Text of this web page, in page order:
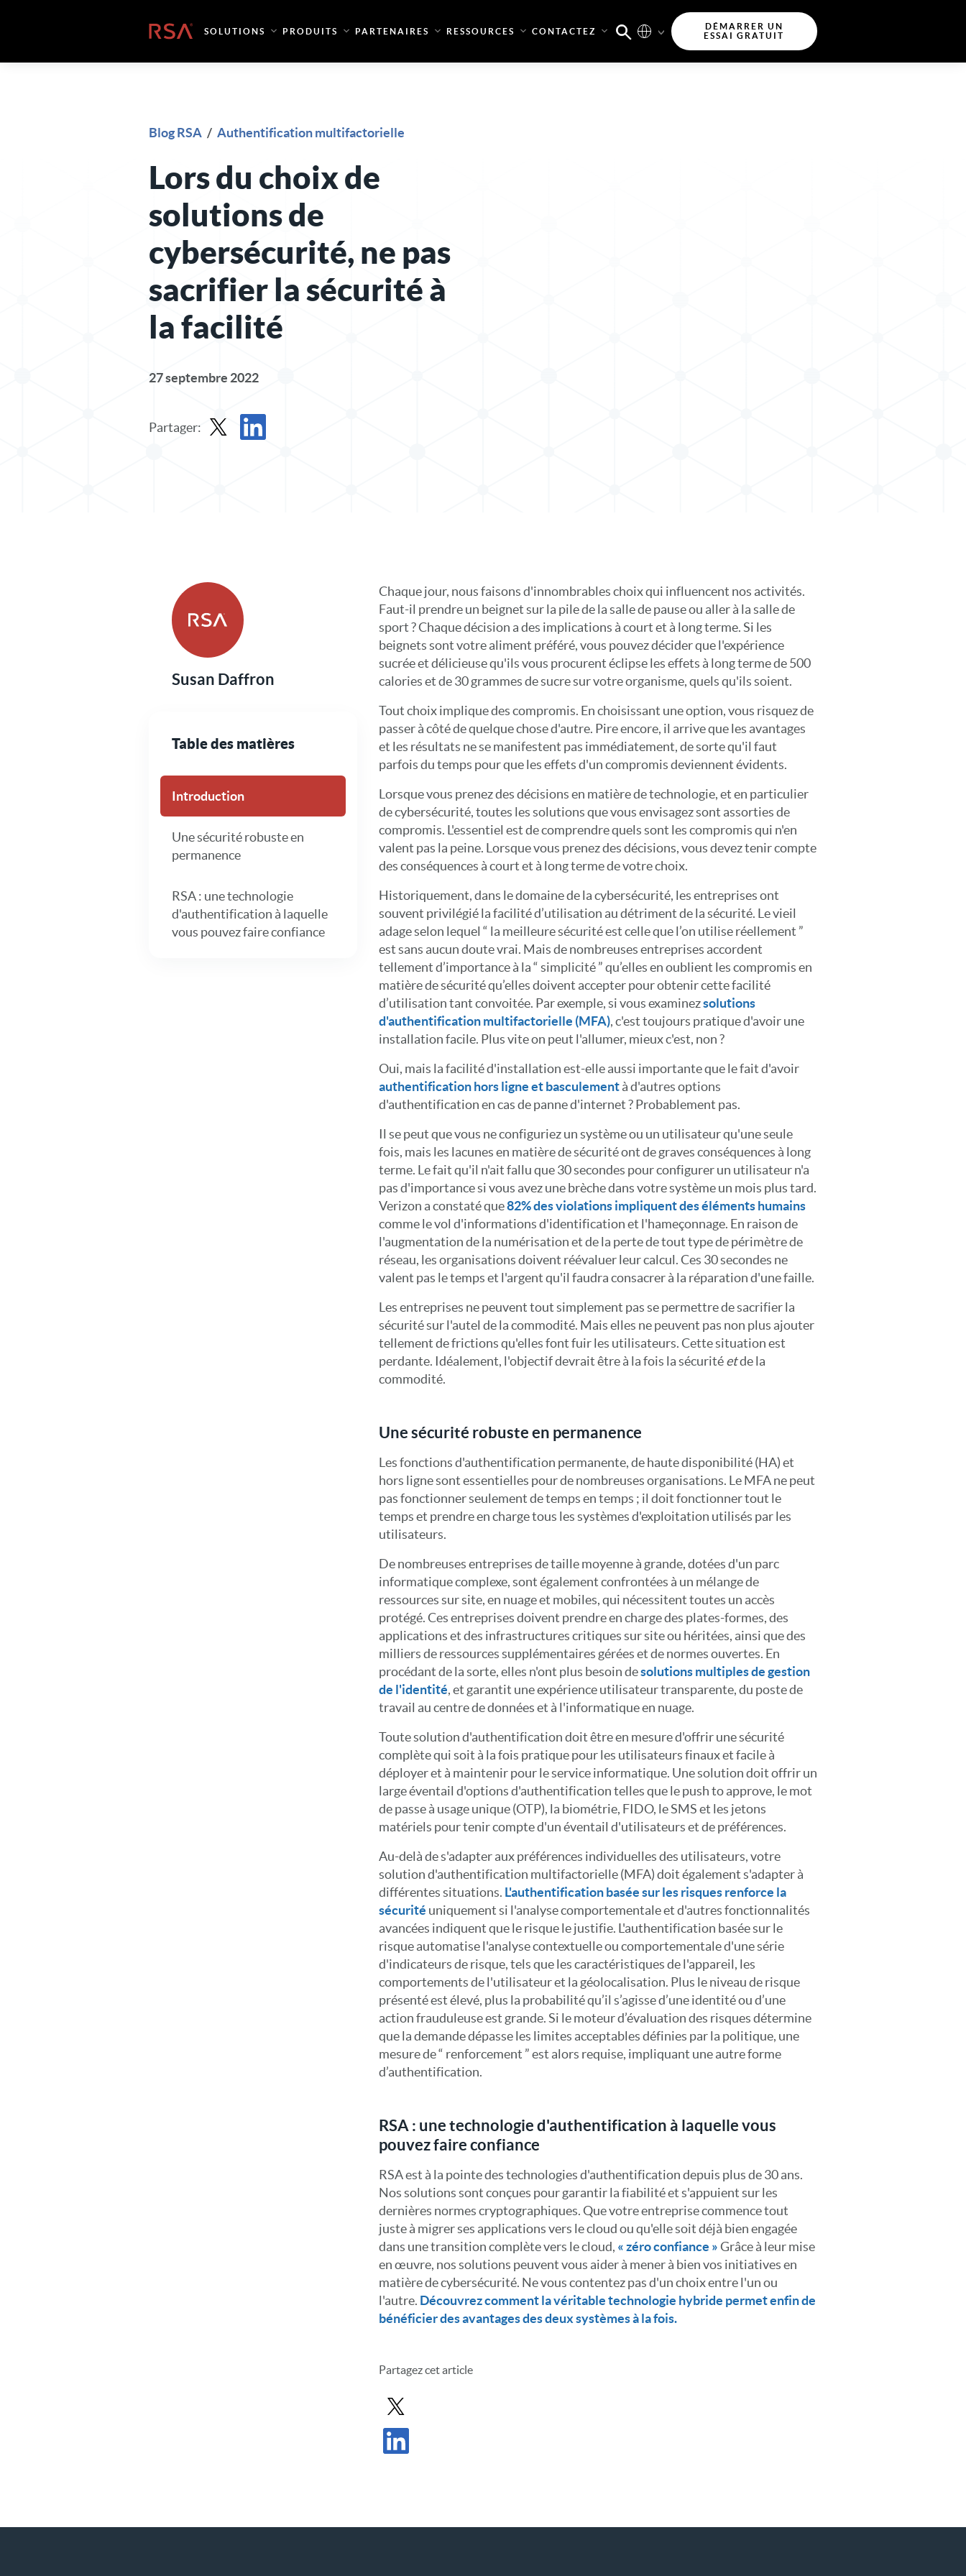
Accueil SOLUTIONS PRODUITS PARTENAIRES RESSOURCES CONTACTEZ
DÉMARRER UN
ESSAI GRATUIT
Blog RSA / Authentification multifactorielle
Lors du choix de
solutions de
cybersécurité, ne pas
sacrifier la sécurité à
la facilité
27 septembre 2022
Partager:
Susan Daffron
Table des matières
Introduction
Une sécurité robuste en
permanence
RSA : une technologie
d'authentification à laquelle
vous pouvez faire confiance
Chaque jour, nous faisons d'innombrables choix qui influencent nos activités.
Faut-il prendre un beignet sur la pile de la salle de pause ou aller à la salle de
sport ? Chaque décision a des implications à court et à long terme. Si les
beignets sont votre aliment préféré, vous pouvez décider que l'expérience
sucrée et délicieuse qu'ils vous procurent éclipse les effets à long terme de 500
calories et de 30 grammes de sucre sur votre organisme, quels qu'ils soient.
Tout choix implique des compromis. En choisissant une option, vous risquez de
passer à côté de quelque chose d'autre. Pire encore, il arrive que les avantages
et les résultats ne se manifestent pas immédiatement, de sorte qu'il faut
parfois du temps pour que les effets d'un compromis deviennent évidents.
Lorsque vous prenez des décisions en matière de technologie, et en particulier
de cybersécurité, toutes les solutions que vous envisagez sont assorties de
compromis. L'essentiel est de comprendre quels sont les compromis qui n'en
valent pas la peine. Lorsque vous prenez des décisions, vous devez tenir compte
des conséquences à court et à long terme de votre choix.
Historiquement, dans le domaine de la cybersécurité, les entreprises ont
souvent privilégié la facilité d’utilisation au détriment de la sécurité. Le vieil
adage selon lequel “ la meilleure sécurité est celle que l’on utilise réellement ”
est sans aucun doute vrai. Mais de nombreuses entreprises accordent
tellement d’importance à la “ simplicité ” qu’elles en oublient les compromis en
matière de sécurité qu’elles doivent accepter pour obtenir cette facilité
d’utilisation tant convoitée. Par exemple, si vous examinezsolutions
d'authentification multifactorielle (MFA), c'est toujours pratique d'avoir une
installation facile. Plus vite on peut l'allumer, mieux c'est, non ?
Oui, mais la facilité d'installation est-elle aussi importante que le fait d'avoir
authentification hors ligne et basculementà d'autres options
d'authentification en cas de panne d'internet ? Probablement pas.
Il se peut que vous ne configuriez un système ou un utilisateur qu'une seule
fois, mais les lacunes en matière de sécurité ont de graves conséquences à long
terme. Le fait qu'il n'ait fallu que 30 secondes pour configurer un utilisateur n'a
pas d'importance si vous avez une brèche dans votre système un mois plus tard.
Verizon a constaté que82% des violations impliquent des éléments humains
comme le vol d'informations d'identification et l'hameçonnage. En raison de
l'augmentation de la numérisation et de la perte de tout type de périmètre de
réseau, les organisations doivent réévaluer leur calcul. Ces 30 secondes ne
valent pas le temps et l'argent qu'il faudra consacrer à la réparation d'une faille.
Les entreprises ne peuvent tout simplement pas se permettre de sacrifier la
sécurité sur l'autel de la commodité. Mais elles ne peuvent pas non plus ajouter
tellement de frictions qu'elles font fuir les utilisateurs. Cette situation est
perdante. Idéalement, l'objectif devrait être à la fois la sécuritéetde la
commodité.
Une sécurité robuste en permanence
Les fonctions d'authentification permanente, de haute disponibilité (HA) et
hors ligne sont essentielles pour de nombreuses organisations. Le MFA ne peut
pas fonctionner seulement de temps en temps ; il doit fonctionner tout le
temps et prendre en charge tous les systèmes d'exploitation utilisés par les
utilisateurs.
De nombreuses entreprises de taille moyenne à grande, dotées d'un parc
informatique complexe, sont également confrontées à un mélange de
ressources sur site, en nuage et mobiles, qui nécessitent toutes un accès
protégé. Ces entreprises doivent prendre en charge des plates-formes, des
applications et des infrastructures critiques sur site ou héritées, ainsi que des
milliers de ressources supplémentaires gérées et de normes ouvertes. En
procédant de la sorte, elles n'ont plus besoin desolutions multiples de gestion
de l'identité, et garantit une expérience utilisateur transparente, du poste de
travail au centre de données et à l'informatique en nuage.
Toute solution d'authentification doit être en mesure d'offrir une sécurité
complète qui soit à la fois pratique pour les utilisateurs finaux et facile à
déployer et à maintenir pour le service informatique. Une solution doit offrir un
large éventail d'options d'authentification telles que le push to approve, le mot
de passe à usage unique (OTP), la biométrie, FIDO, le SMS et les jetons
matériels pour tenir compte d'un éventail d'utilisateurs et de préférences.
Au-delà de s'adapter aux préférences individuelles des utilisateurs, votre
solution d'authentification multifactorielle (MFA) doit également s'adapter à
différentes situations. L'authentification basée sur les risques renforce la
sécurité uniquement si l'analyse comportementale et d'autres fonctionnalités
avancées indiquent que le risque le justifie. L'authentification basée sur le
risque automatise l'analyse contextuelle ou comportementale d'une série
d'indicateurs de risque, tels que les caractéristiques de l'appareil, les
comportements de l'utilisateur et la géolocalisation. Plus le niveau de risque
présenté est élevé, plus la probabilité qu’il s’agisse d’une identité ou d’une
action frauduleuse est grande. Si le moteur d’évaluation des risques détermine
que la demande dépasse les limites acceptables définies par la politique, une
mesure de “ renforcement ” est alors requise, impliquant une autre forme
d’authentification.
RSA : une technologie d'authentification à laquelle vous
pouvez faire confiance
RSA est à la pointe des technologies d'authentification depuis plus de 30 ans.
Nos solutions sont conçues pour garantir la fiabilité et s'appuient sur les
dernières normes cryptographiques. Que votre entreprise commence tout
juste à migrer ses applications vers le cloud ou qu'elle soit déjà bien engagée
dans une transition complète vers le cloud, « zéro confiance »Grâce à leur mise
en œuvre, nos solutions peuvent vous aider à mener à bien vos initiatives en
matière de cybersécurité. Ne vous contentez pas d'un choix entre l'un ou
l'autre. Découvrez comment la véritable technologie hybride permet enfin de
bénéficier des avantages des deux systèmes à la fois.
Partagez cet article
Partager le message dans X